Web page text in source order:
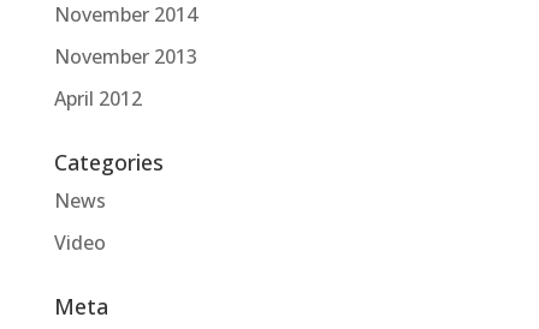
November 2014
November 2013
April 2012
Categories
News
Video
Meta